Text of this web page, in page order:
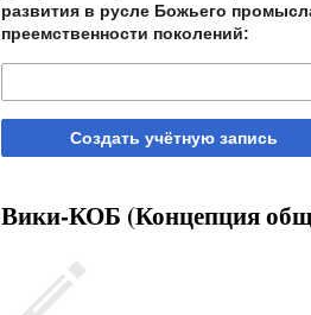
развития в русле Божьего
преемственности поколений:
Создать учётную запись
Вики-КОБ (Концепция